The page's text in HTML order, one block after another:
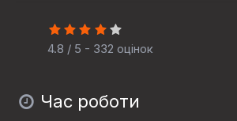
4.8 / 5 - 332 оцінок
Час роботи